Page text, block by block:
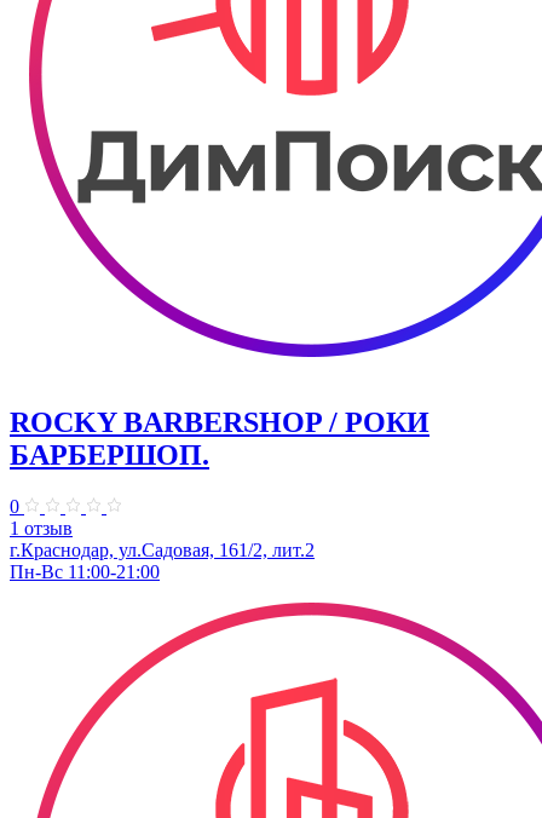
ROCKY BARBERSHOP / РОКИ
БАРБЕРШОП.
0
1 отзыв
г.Краснодар, ул.Садовая, 161/2, лит.2
Пн-Вс 11:00-21:00